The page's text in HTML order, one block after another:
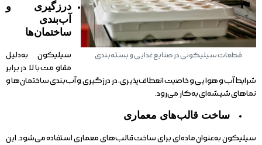
قطعات سیلیکونی در صنایع غذایی و بسته‌بندی
درزگیری و
آب‌بندی
ساختمان‌ها
سیلیکون به‌دلیل
مقاومت بالا در برابر
شرایط آب و هوایی و خاصیت انعطاف‌پذیری، در درزگیری و آب‌بندی ساختمان‌ها و
نماهای شیشه‌ای به‌کار می‌رود.
ساخت قالب‌های معماری
سیلیکون به‌عنوان ماده‌ای برای ساخت قالب‌های معماری استفاده می‌شود. این